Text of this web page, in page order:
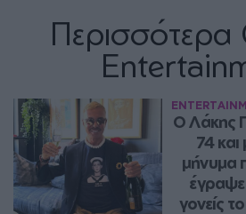
Ο Λάκης
74
μήνυμα
έγραψε
γονείς